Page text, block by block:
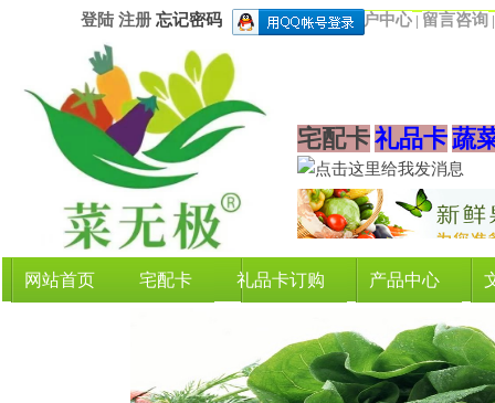
网站首页 宅配卡 礼品卡订购 产品中心
登陆 注册 忘记密码 用户中心 | 留言咨询
宅配卡礼品卡蔬